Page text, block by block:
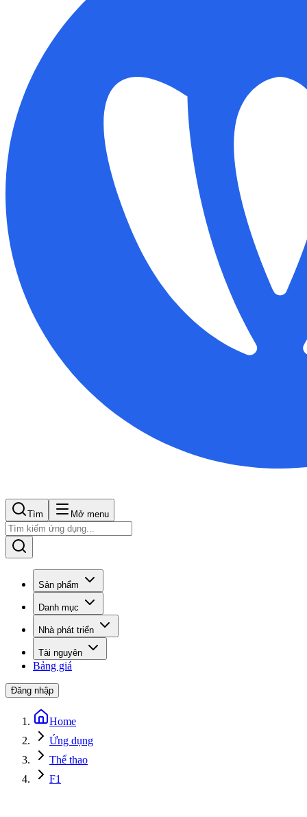
Tìm Mở menu
Sản phẩm
Danh mục
Nhà phát triển
Tài nguyên
Bảng giá
Đăng nhập
Home
Ứng dụng
Thể thao
F1